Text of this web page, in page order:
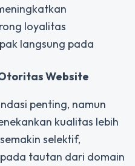
loyalitas
langsung pada
Website
penting, namun
kualitas lebih
selektif,
tautan dari domain